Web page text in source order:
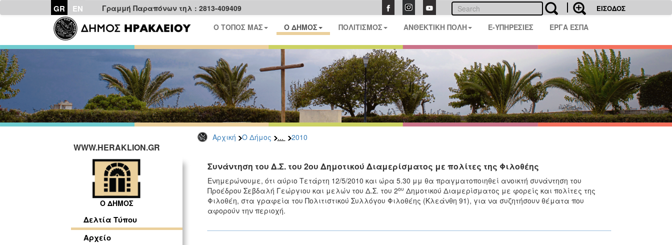
GR EN Γραμμή Παραπόνων τηλ : 2813-409409 ΕΙΣΟΔΟΣ
Ο ΤΟΠΟΣ ΜΑΣ Ο ΔΗΜΟΣ ΠΟΛΙΤΙΣΜΟΣ ΑΝΘΕΚΤΙΚΗ ΠΟΛΗ E-ΥΠΗΡΕΣΙΕΣ ΕΡΓΑ ΕΣΠΑ
Αρχική Ο Δήμος ... 2010
WWW.HERAKLION.GR
Ο ΔΗΜΟΣ
Δελτία Τύπου
Αρχείο
Συνάντηση του Δ.Σ. του 2ου Δημοτικού Διαμερίσματος με πολίτες της Φιλοθέης
Ενημερώνουμε, ότι αύριο Τετάρτη 12/5/2010 και ώρα 5.30 μμ θα πραγματοποιηθεί ανοικτή συνάντηση του
Προέδρου Σεβδαλή Γεώργιου και μελών του Δ.Σ. του 2ου Δημοτικού Διαμερίσματος με φορείς και πολίτες της
Φιλοθέη, στα γραφεία του Πολιτιστικού Συλλόγου Φιλοθέης (Κλεάνθη 91), για να συζητήσουν θέματα που
αφορούν την περιοχή.